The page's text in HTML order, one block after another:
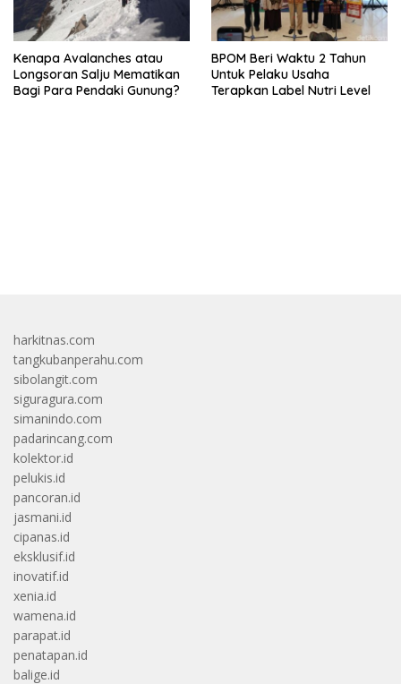
Kenapa Avalanches atau
Longsoran Salju Mematikan
Bagi Para Pendaki Gunung?
BPOM Beri Waktu 2 Tahun
Untuk Pelaku Usaha
Terapkan Label Nutri Level
harkitnas.com
tangkubanperahu.com
sibolangit.com
siguragura.com
simanindo.com
padarincang.com
kolektor.id
pelukis.id
pancoran.id
jasmani.id
cipanas.id
eksklusif.id
inovatif.id
xenia.id
wamena.id
parapat.id
penatapan.id
balige.id